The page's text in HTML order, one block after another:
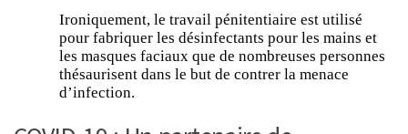
Ironiquement, le travail pénitentiaire est utilisé
pour fabriquer les désinfectants pour les mains et
les masques faciaux que de nombreuses personnes
thésaurisent dans le but de contrer la menace
d’infection.